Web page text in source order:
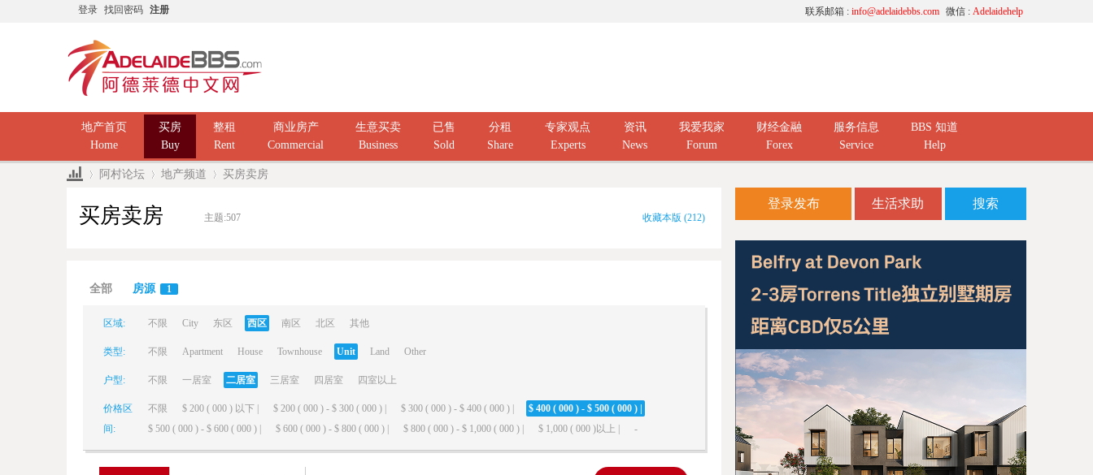
登录 找回密码 注册 微信 : Adelaidehelp
联系邮箱 : info@adelaidebbs.com
地产首页
Home
买房
Buy
整租
Rent
商业房产
Commercial
生意买卖
Business
已售
Sold
分租
Share
专家观点
Experts
资讯
News
我爱我家
Forum
财经金融
Forex
服务信息
Service
BBS 知道
Help
阿村论坛 地产频道 买房卖房
买房卖房 主题:507 收藏本版 (212)
全部 房源 1
区域: 不限 City 东区 西区 南区 北区 其他
类型: 不限 Apartment House Townhouse Unit Land Other
户型: 不限 一居室 二居室 三居室 四居室 四室以上
价格区
间:
不限 $ 200 ( 000 ) 以下 | $ 200 ( 000 ) - $ 300 ( 000 ) | $ 300 ( 000 ) - $ 400 ( 000 ) |
$ 400 ( 000 ) - $ 500 ( 000 ) |
$ 500 ( 000 ) - $ 600 ( 000 ) |
$ 600 ( 000 ) - $ 800 ( 000 ) | $ 800 ( 000 ) - $ 1,000 ( 000 ) | $ 1,000 ( 000 )以上 | -
登录发布 生活求助 搜索